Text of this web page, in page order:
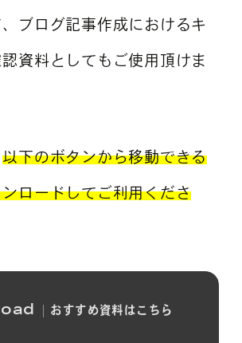
ブログ記事作成におけるキ
資料としてもご使用頂けま
以下のボタンから移動できる
ロードしてご利用くださ
おすすめ資料は こちら